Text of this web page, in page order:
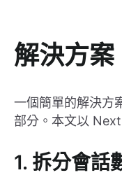
解決方
一個簡單的解決方
部分。本文以
1. 拆分會話